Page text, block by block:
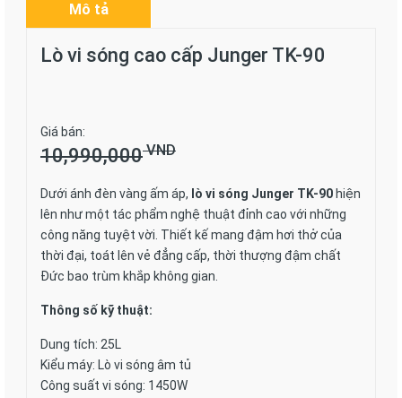
Mô tả
Lò vi sóng cao cấp Junger TK-90
Giá bán:
10,990,000VND
Dưới ánh đèn vàng ấm áp, lò vi sóng Junger TK-90 hiện
lên như một tác phẩm nghệ thuật đỉnh cao với những
công năng tuyệt vời. Thiết kế mang đậm hơi thở của
thời đại, toát lên vẻ đẳng cấp, thời thượng đậm chất
Đức bao trùm khắp không gian.
Thông số kỹ thuật:
Dung tích: 25L
Kiểu máy: Lò vi sóng âm tủ
Công suất vi sóng: 1450W